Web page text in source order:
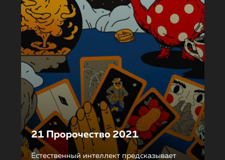
21 Пророчество 2021
Естественный интеллект предсказывает